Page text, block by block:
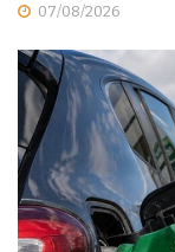
07/08/2026